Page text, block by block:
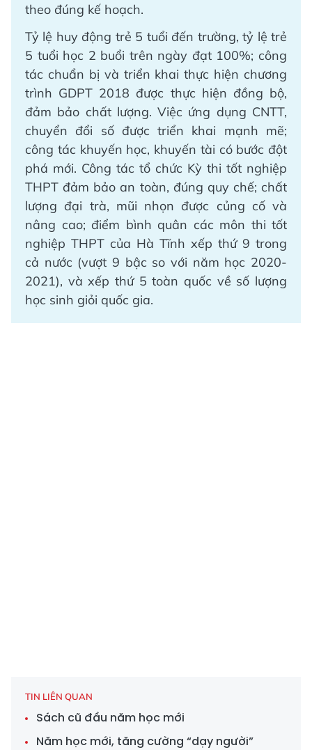
theo đúng kế hoạch.
Tỷ lệ huy động trẻ 5 tuổi đến trường, tỷ lệ trẻ
5 tuổi học 2 buổi trên ngày đạt 100%; công
tác chuẩn bị và triển khai thực hiện chương
trình GDPT 2018 được thực hiện đồng bộ,
đảm bảo chất lượng. Việc ứng dụng CNTT,
chuyển đổi số được triển khai mạnh mẽ;
công tác khuyến học, khuyến tài có bước đột
phá mới. Công tác tổ chức Kỳ thi tốt nghiệp
THPT đảm bảo an toàn, đúng quy chế; chất
lượng đại trà, mũi nhọn được củng cố và
nâng cao; điểm bình quân các môn thi tốt
nghiệp THPT của Hà Tĩnh xếp thứ 9 trong
cả nước (vượt 9 bậc so với năm học 2020-
2021), và xếp thứ 5 toàn quốc về số lượng
học sinh giỏi quốc gia.
TIN LIÊN QUAN
Sách cũ đầu năm học mới
Năm học mới, tăng cường “dạy người”